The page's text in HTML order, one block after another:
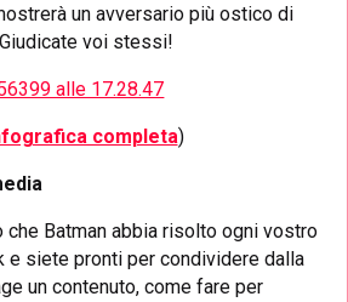
un avversario più ostico di
voi stessi!
completa)
che Batman abbia risolto ogni vostro
e siete pronti per condividere dalla
un contenuto, come fare per